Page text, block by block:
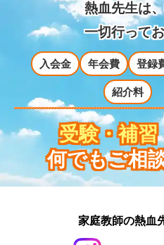
熱血先生は
一切行って
入会金 年会費 登録
紹介料
受験・補習
何でもご相
家庭教師の熱